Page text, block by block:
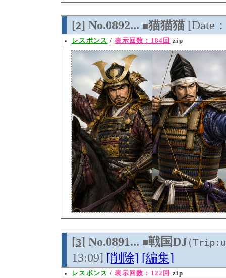
[2] No.0892... ■猫猫猫 [Date
レスポンス /表示回数：184回 zip
[3] No.0891... ■戦国DJ
13:09] [削除] [編集]
レスポンス /表示回数：122回 zip